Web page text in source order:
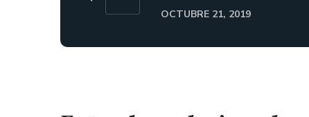
OCTUBRE 21, 2019